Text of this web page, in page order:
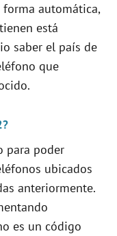
automática,
está
saber el país de
que
para poder
ubicados
anteriormente.
es un código